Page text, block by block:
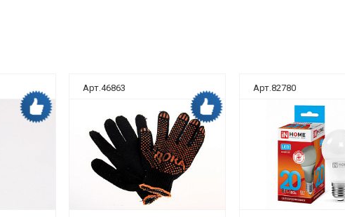
Арт.46863 Арт.82780
Дока рекомендует Дока рекомендует